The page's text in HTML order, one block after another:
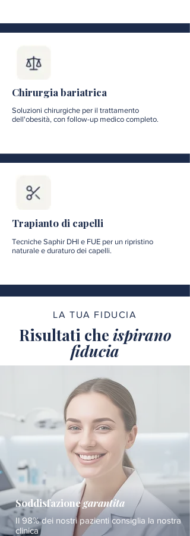
Chirurgia bariatrica
Soluzioni chirurgiche per il trattamento
dell'obesità, con follow-up medico completo.
Trapianto di capelli
Tecniche Saphir DHI e FUE per un ripristino
naturale e duraturo dei capelli.
LA TUA FIDUCIA
Risultati che ispirano
fiducia
Soddisfazionegarantita
Il 98% dei nostri pazienti consiglia la nostra
clinica